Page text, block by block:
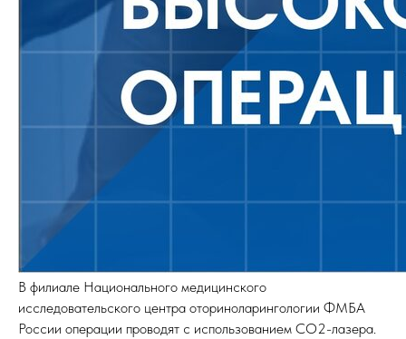
В филиале Национального медицинского
исследовательского центра оториноларингологии ФМБА
России операции проводят с использованием CO2-лазера.
ПОПУЛЯРНЫЕ
Расписание врачей
Бережливый технологии
Охрана Труда
ОТДЕЛЕНИЯ